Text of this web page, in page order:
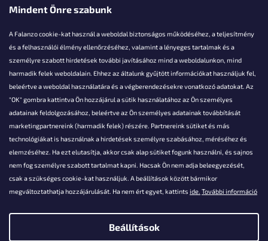
Mindent Önre szabunk
A Falanzo cookie-kat használ a weboldal biztonságos működéséhez, a teljesítmény
és a felhasználói élmény ellenőrzéséhez, valamint a lényeges tartalmak és a
személyre szabott hirdetések további javításához mind a weboldalunkon, mind
harmadik felek weboldalain. Ehhez az általunk gyűjtött információkat használjuk fel,
beleértve a weboldal használatára és a végberendezésekre vonatkozó adatokat. Az
"OK" gombra kattintva Ön hozzájárul a sütik használatához az Ön személyes
adatainak feldolgozásához, beleértve az Ön személyes adatainak továbbítását
marketingpartnereink (harmadik felek) részére. Partnereink sütiket és más
technológiákat is használnak a hirdetések személyre szabásához, méréséhez és
elemzéséhez. Ha ezt elutasítja, akkor csak alap sütiket fogunk használni, és sajnos
nem fog személyre szabott tartalmat kapni. Hacsak Ön nem adja beleegyezését,
csak a szükséges cookie-kat használjuk. A beállítások között bármikor
megváltoztathatja hozzájárulását. Ha nem ért egyet, kattints ide. További információ
Beállítások
Akarsz kérdezni valamit?
info@falanzo.hu